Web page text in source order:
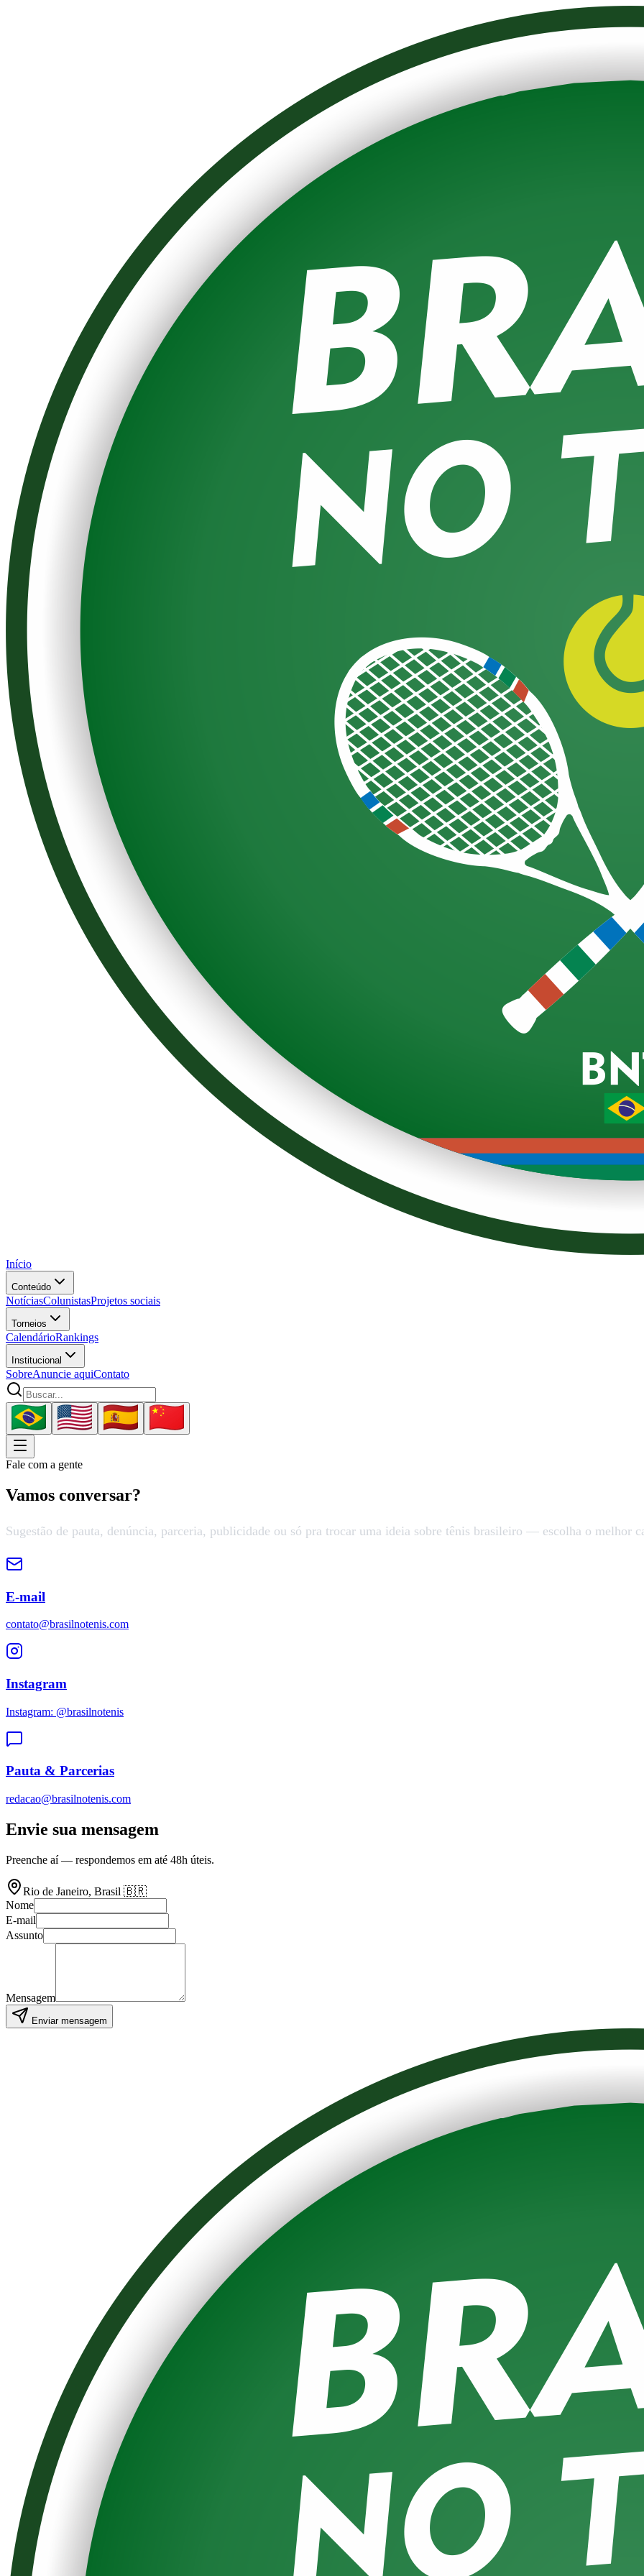
Início
Conteúdo
NotíciasColunistasProjetos sociais
Torneios
CalendárioRankings
Institucional
SobreAnuncie aquiContato
Fale com a gente
Vamos conversar?
Sugestão de pauta, denúncia, parceria, publicidade ou só pra trocar uma ideia sobre tênis brasileiro — escolha o melhor
E-mail
contato@brasilnotenis.com
Instagram
Instagram: @brasilnotenis
Pauta & Parcerias
redacao@brasilnotenis.com
Envie sua mensagem
Preenche aí — respondemos em até 48h úteis.
Rio de Janeiro, Brasil 🇧🇷
Nome
E-mail
Assunto
Mensagem
Enviar mensagem